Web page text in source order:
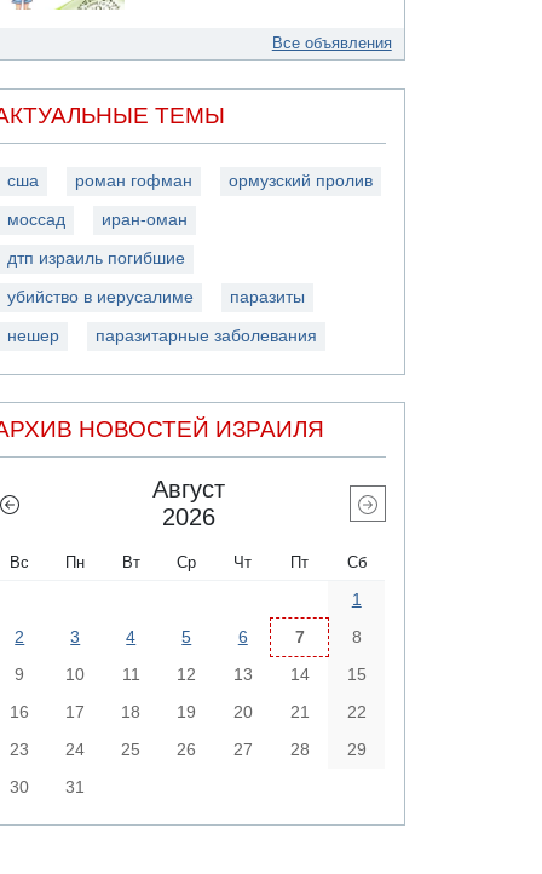
Все объявления
ТЕМЫ
сша роман гофман ормузский пролив
моссад иран-оман
дтп израиль погибшие
убийство в иерусалиме паразиты
нешер паразитарные заболевания
НОВОСТЕЙ ИЗРАИЛЯ
Август
2026
Вс Пн Вт Ср Чт Пт Сб
1
2
3 4 5 6 7
8
9
10 11 12 13 14
15
16
17 18 19 20 21
22
23
24 25 26 27 28
29
30
31